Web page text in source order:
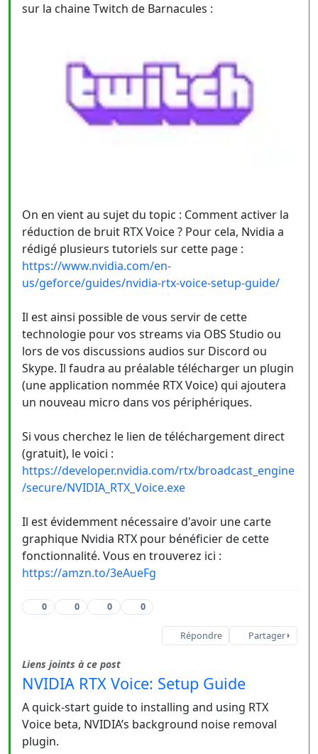
sur la chaine Twitch de Barnacules :
On en vient au sujet du topic : Comment activer la
réduction de bruit RTX Voice ? Pour cela, Nvidia a
rédigé plusieurs tutoriels sur cette page :
https://www.nvidia.com/en-
us/geforce/guides/nvidia-rtx-voice-setup-guide/
Il est ainsi possible de vous servir de cette
technologie pour vos streams via OBS Studio ou
lors de vos discussions audios sur Discord ou
Skype. Il faudra au préalable télécharger un plugin
(une application nommée RTX Voice) qui ajoutera
un nouveau micro dans vos périphériques.
Si vous cherchez le lien de téléchargement direct
(gratuit), le voici :
https://developer.nvidia.com/rtx/broadcast_engine
/secure/NVIDIA_RTX_Voice.exe
Il est évidemment nécessaire d'avoir une carte
graphique Nvidia RTX pour bénéficier de cette
fonctionnalité. Vous en trouverez ici :
https://amzn.to/3eAueFg
0 0 0 0
Répondre Partager
Liens joints à ce post
NVIDIA RTX Voice: Setup Guide
A quick-start guide to installing and using RTX
Voice beta, NVIDIA’s background noise removal
plugin.